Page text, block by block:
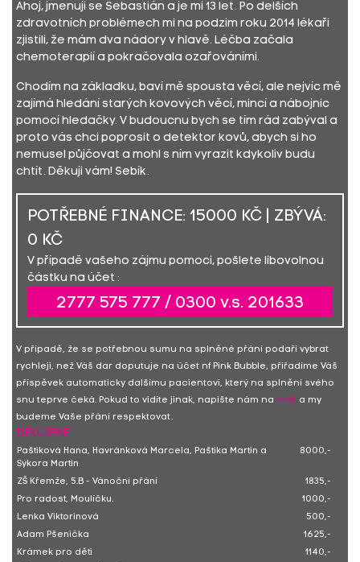
Ahoj, jmenuji se Sebastián a je mi 13 let. Po delších
zdravotních problémech mi na podzim roku 2014 lékaři
zjistili, že mám dva nádory v hlavě. Léčba začala
chemoterapií a pokračovala ozařováními.
Chodím na základku, baví mě spousta věcí, ale nejvíc mě
zajímá hledání starých kovových věcí, mincí a nábojnic
pomocí hledačky. V budoucnu bych se tím rád zabýval a
proto vás chci poprosit o detektor kovů, abych si ho
nemusel půjčovat a mohl s ním vyrazit kdykoliv budu
chtít. Děkuji vám! Sebík.
POTŘEBNÉ FINANCE: 15000 KČ | ZBÝVÁ:
0 KČ
V případě vašeho zájmu pomoci, pošlete libovolnou
částku na účet :
2777 575 777 / 0300 v.s. 201633
V případě, že se potřebnou sumu na splněné přání podaří vybrat
rychleji, než Váš dar doputuje na účet nf Pink Bubble, přiřadíme Váš
příspěvek automaticky dalšímu pacientovi, který na splnění svého
snu teprve čeká. Pokud to vidíte jinak, napište nám na mail
a my
budeme Vaše přání respektovat.
DĚKUJEME
Paštiková Hana, Havránková Marcela, Paštika Martin a
Sýkora Martin
8000,-
ZŠ Křemže, 5.B - Vánoční přání
1835,-
Pro radost, Moulíčku.
1000,-
Lenka Viktorinová
500,-
Adam Pšenička
1625,-
Krámek pro děti
1140,-